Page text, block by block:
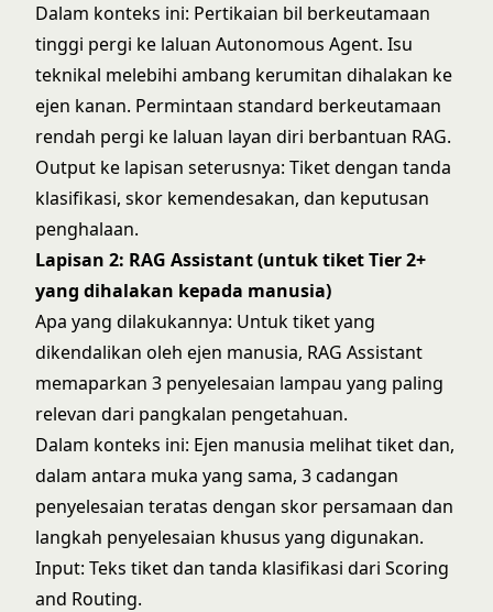
Dalam konteks ini: Pertikaian bil berkeutamaan
tinggi pergi ke laluan Autonomous Agent. Isu
teknikal melebihi ambang kerumitan dihalakan ke
ejen kanan. Permintaan standard berkeutamaan
rendah pergi ke laluan layan diri berbantuan RAG.
Output ke lapisan seterusnya: Tiket dengan tanda
klasifikasi, skor kemendesakan, dan keputusan
penghalaan.
Lapisan 2: RAG Assistant (untuk tiket Tier 2+
yang dihalakan kepada manusia)
Apa yang dilakukannya: Untuk tiket yang
dikendalikan oleh ejen manusia, RAG Assistant
memaparkan 3 penyelesaian lampau yang paling
relevan dari pangkalan pengetahuan.
Dalam konteks ini: Ejen manusia melihat tiket dan,
dalam antara muka yang sama, 3 cadangan
penyelesaian teratas dengan skor persamaan dan
langkah penyelesaian khusus yang digunakan.
Input: Teks tiket dan tanda klasifikasi dari Scoring
and Routing.